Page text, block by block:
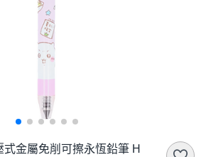
金屬免削可擦永恆鉛筆 H